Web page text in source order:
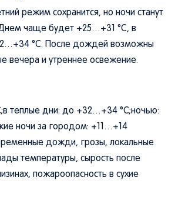
режим сохранится, но ночи станут
чаще будет +25…+31 °C, в
°C. После дождей возможны
вечера и утреннее освежение.
теплые дни: до +32…+34 °C;ночью:
ночи за городом: +11…+14
дожди, грозы, локальные
температуры, сырость после
пожароопасность в сухие